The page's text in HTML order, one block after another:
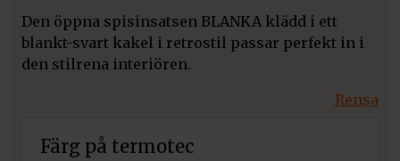
Den öppna spisinsatsen BLANKA klädd i ett
blankt-svart kakel i retrostil passar perfekt in i
den stilrena interiören.
Rensa
Färg på termotec